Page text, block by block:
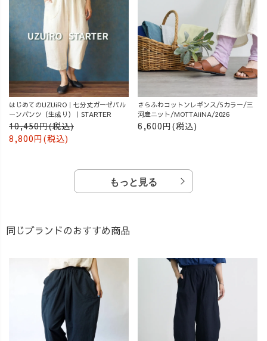
はじめてのUZUiRO｜七分丈ガーゼバル
ーンパンツ（生成り）｜STARTER
10,450円(税込)
8,800円(税込)
さらふわコットンレギンス/5カラー/三
河産ニット/MOTTAiiNA/2026
6,600円(税込)
もっと見る
同じブランドのおすすめ商品